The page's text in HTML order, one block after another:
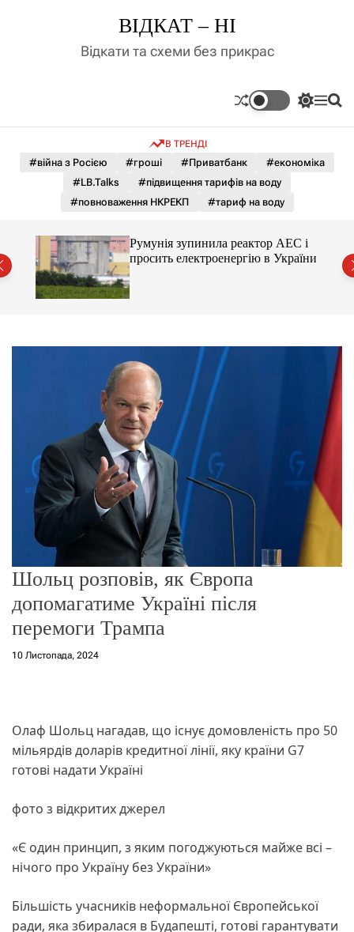
д
у
ВІДКАТ – НІ
Відкати та схеми без прикрас
П
м
к
а
о
л
ь
г
М П
В ТРЕНДІ
#війна з Росією #гроші #Приватбанк
#економіка
#LB.Talks
#підвищення тарифів на воду
#повноваження НКРЕКП
#тариф на воду
Румунія зупинила реактор АЕС і
просить електроенергію в України
Шольц розповів, як Європа
допомагатиме Україні після
перемоги Трампа
10 Листопада, 2024
Олаф Шольц нагадав, що існує домовленість про 50
мільярдів доларів кредитної лінії, яку країни G7
готові надати Україні
фото з відкритих джерел
«Є один принцип, з яким погоджуються майже всі –
нічого про Україну без України»
Більшість учасників неформальної Європейської
ради, яка збиралася в Будапешті, готові гарантувати